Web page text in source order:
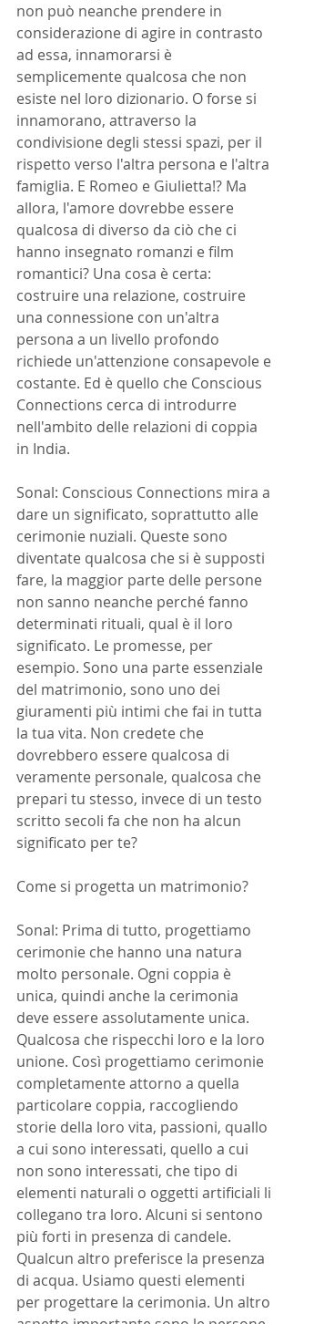
non può neanche prendere in
considerazione di agire in contrasto
ad essa, innamorarsi è
semplicemente qualcosa che non
esiste nel loro dizionario. O forse si
innamorano, attraverso la
condivisione degli stessi spazi, per il
rispetto verso l'altra persona e l'altra
famiglia. E Romeo e Giulietta!? Ma
allora, l'amore dovrebbe essere
qualcosa di diverso da ciò che ci
hanno insegnato romanzi e film
romantici? Una cosa è certa:
costruire una relazione, costruire
una connessione con un'altra
persona a un livello profondo
richiede un'attenzione consapevole e
costante. Ed è quello che Conscious
Connections cerca di introdurre
nell'ambito delle relazioni di coppia
in India.
Sonal: Conscious Connections mira a
dare un significato, soprattutto alle
cerimonie nuziali. Queste sono
diventate qualcosa che si è supposti
fare, la maggior parte delle persone
non sanno neanche perché fanno
determinati rituali, qual è il loro
significato. Le promesse, per
esempio. Sono una parte essenziale
del matrimonio, sono uno dei
giuramenti più intimi che fai in tutta
la tua vita. Non credete che
dovrebbero essere qualcosa di
veramente personale, qualcosa che
prepari tu stesso, invece di un testo
scritto secoli fa che non ha alcun
significato per te?
Come si progetta un matrimonio?
Sonal: Prima di tutto, progettiamo
cerimonie che hanno una natura
molto personale. Ogni coppia è
unica, quindi anche la cerimonia
deve essere assolutamente unica.
Qualcosa che rispecchi loro e la loro
unione. Così progettiamo cerimonie
completamente attorno a quella
particolare coppia, raccogliendo
storie della loro vita, passioni, quallo
a cui sono interessati, quello a cui
non sono interessati, che tipo di
elementi naturali o oggetti artificiali li
collegano tra loro. Alcuni si sentono
più forti in presenza di candele.
Qualcun altro preferisce la presenza
di acqua. Usiamo questi elementi
per progettare la cerimonia. Un altro